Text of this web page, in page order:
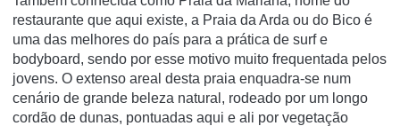
restaurante que aqui existe, a Praia da Arda ou do Bico é
uma das melhores do país para a prática de surf e
bodyboard, sendo por esse motivo muito frequentada pelos
jovens. O extenso areal desta praia enquadra-se num
cenário de grande beleza natural, rodeado por um longo
cordão de dunas, pontuadas aqui e ali por vegetação